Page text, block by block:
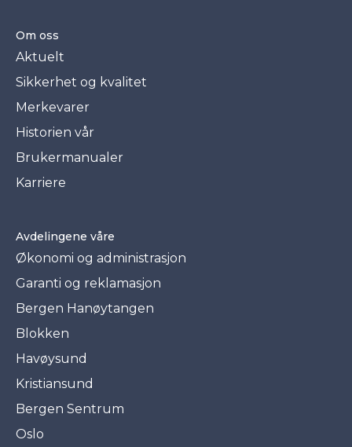
Om oss
Aktuelt
Sikkerhet og kvalitet
Merkevarer
Historien vår
Brukermanualer
Karriere
Avdelingene våre
Økonomi og administrasjon
Garanti og reklamasjon
Bergen Hanøytangen
Blokken
Havøysund
Kristiansund
Bergen Sentrum
Oslo